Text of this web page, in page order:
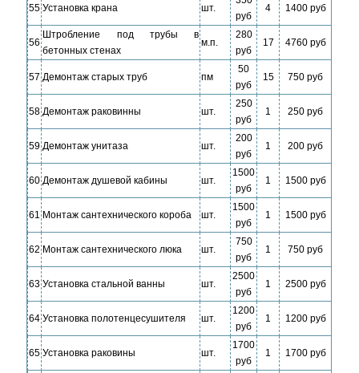
55 Установка крана шт.
руб
4 1400 руб
56
Штробление под трубы в
бетонных стенах
м.п.
280
руб
17 4760 руб
57 Демонтаж старых труб пм
50
руб
15 750 руб
58 Демонтаж раковинны шт.
250
руб
1 250 руб
59 Демонтаж унитаза шт.
200
руб
1 200 руб
60 Демонтаж душевой кабины шт.
1500
руб
1 1500 руб
61 Монтаж сантехнического короба шт.
1500
руб
1 1500 руб
62 Монтаж сантехнического люка шт.
750
руб
1 750 руб
63 Установка стальной ванны шт.
2500
руб
1 2500 руб
64 Установка полотенцесушителя шт.
1200
руб
1 1200 руб
65 Установка раковины шт.
1700
руб
1 1700 руб